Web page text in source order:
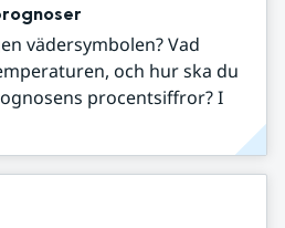
vädersymbolen? Vad
och hur ska du
procentsiffror? I